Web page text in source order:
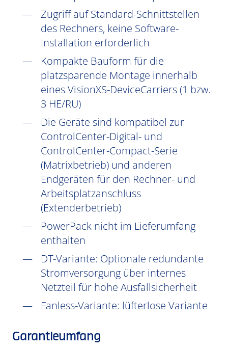
Zugriff auf Standard-Schnittstellen
des Rechners, keine Software-
Installation erforderlich
Kompakte Bauform für die
platzsparende Montage innerhalb
eines VisionXS-DeviceCarriers (1 bzw.
3 HE/RU)
Die Geräte sind kompatibel zur
ControlCenter-Digital- und
ControlCenter-Compact-Serie
(Matrixbetrieb) und anderen
Endgeräten für den Rechner- und
Arbeitsplatzanschluss
(Extenderbetrieb)
PowerPack nicht im Lieferumfang
enthalten
DT-Variante: Optionale redundante
Stromversorgung über internes
Netzteil für hohe Ausfallsicherheit
Fanless-Variante: lüfterlose Variante
Garantieumfang